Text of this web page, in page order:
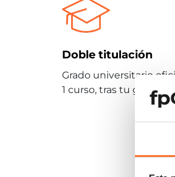
Doble titulación
Grado universitario
1 curso, tras tu grado